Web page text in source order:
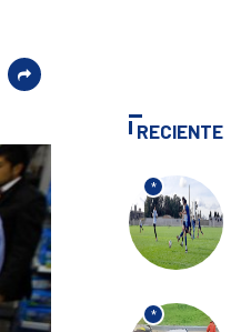
RECIENTE
*
*